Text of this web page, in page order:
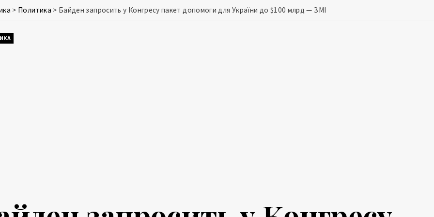
> Политика > Байден запросить у Конгресу пакет допомоги для України до $100 млрд — ЗМІ